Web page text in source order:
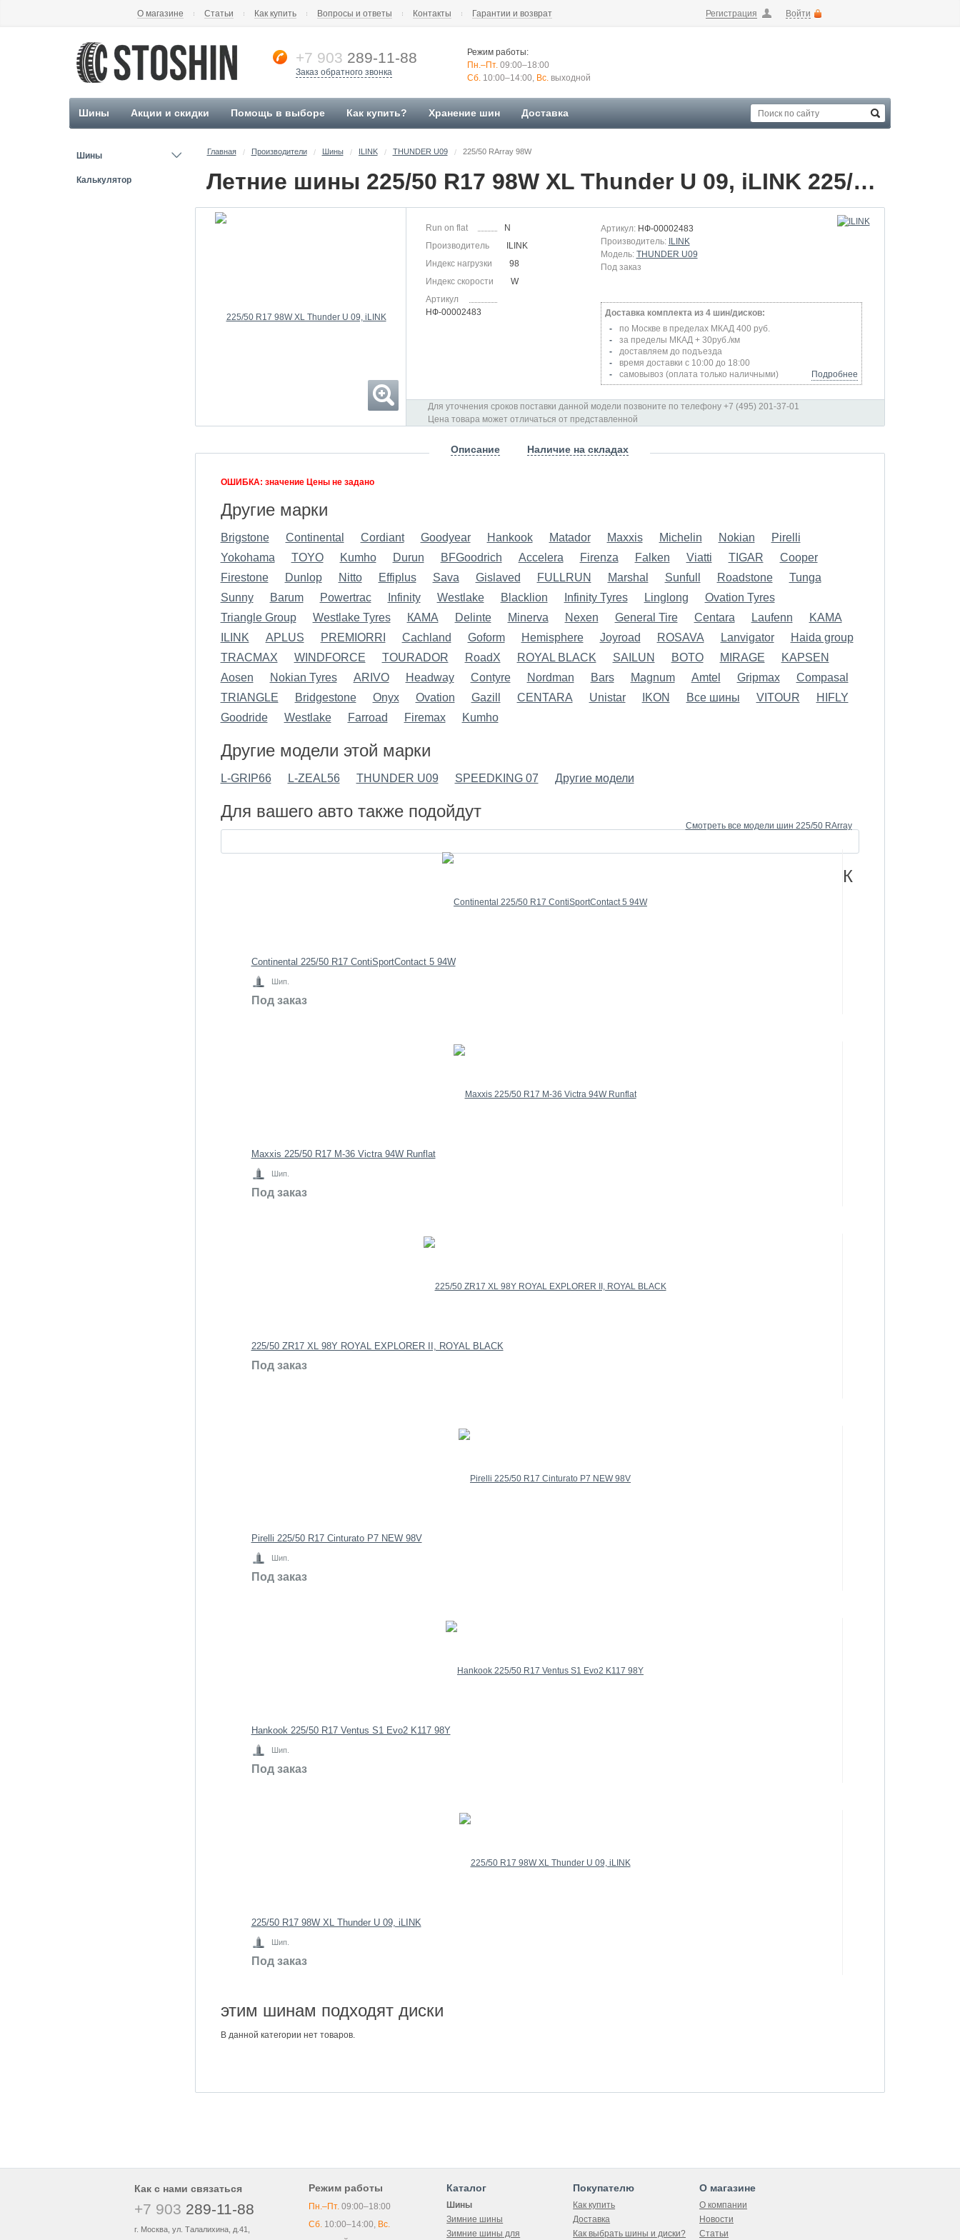
Менеджер
Регистрация Войти
О магазине Статьи Как купить Вопросы и ответы Контакты Гарантии и возврат
+7 903 289-11-88
Заказ обратного звонка
Режим работы:
Пн.–Пт. 09:00–18:00
Сб. 10:00–14:00, Вс. выходной
Шины Акции и скидки Помощь в выборе Как купить? Хранение шин Доставка
Шины
Калькулятор
Главная / Производители / Шины / ILINK / THUNDER U09 / 225/50 RArray 98W
Летние шины 225/50 R17 98W XL Thunder U 09, iLINK 225/50 RArray
Run on flat
N
Производитель
ILINK
Индекс нагрузки
98
Индекс скорости
W
Артикул
НФ-00002483
Артикул: НФ-00002483
Производитель:
ILINK
Модель: THUNDER U09
Под заказ
Доставка комплекта из 4 шин/дисков:
по Москве в пределах МКАД 400 руб.
за пределы МКАД + 30руб./км
доставляем до подъезда
время доставки с 10:00 до 18:00
самовывоз (оплата только наличными)
Подробнее
Для уточнения сроков поставки данной модели позвоните по телефону +7 (495) 201-37-01
Цена товара может отличаться от представленной
Описание Наличие на складах
ОШИБКА: значение Цены не задано
Другие марки
Brigstone Continental Cordiant Goodyear Hankook Matador Maxxis Michelin Nokian
Pirelli
Yokohama
TOYO Kumho Durun BFGoodrich Accelera Firenza Falken Viatti TIGAR
Cooper
Firestone
Dunlop Nitto Effiplus Sava Gislaved FULLRUN Marshal Sunfull Roadstone
Tunga
Sunny
Barum Powertrac Infinity Westlake Blacklion Infinity Tyres Linglong
Ovation Tyres
Triangle Group
Westlake Tyres КАМА Delinte Minerva Nexen General Tire Centara Laufenn
KAMA
ILINK
APLUS PREMIORRI Cachland Goform Hemisphere Joyroad ROSAVA Lanvigator
Haida group
TRACMAX
WINDFORCE TOURADOR RoadX ROYAL BLACK SAILUN BOTO MIRAGE
KAPSEN
Aosen
Nokian Tyres ARIVO Headway Contyre Nordman Bars Magnum Amtel Gripmax
Compasal
TRIANGLE
Bridgestone Onyx Ovation Gazill CENTARA Unistar IKON Все шины VITOUR
HIFLY
Goodride
Westlake Farroad Firemax Kumho
Другие модели этой марки
L-GRIP66 L-ZEAL56 THUNDER U09 SPEEDKING 07 Другие модели
Для вашего авто также подойдут
Continental 225/50 R17 ContiSportContact 5 94W
Шип.
Под заказ
Maxxis 225/50 R17 M-36 Victra 94W Runflat
Шип.
Под заказ
225/50 ZR17 XL 98Y ROYAL EXPLORER II, ROYAL BLACK
Под заказ
Pirelli 225/50 R17 Cinturato P7 NEW 98V
Шип.
Под заказ
Hankook 225/50 R17 Ventus S1 Evo2 K117 98Y
Шип.
Под заказ
225/50 R17 98W XL Thunder U 09, iLINK
Шип.
Под заказ
Смотреть все модели шин 225/50 RArray
К
этим шинам подходят диски
В данной категории нет товаров.
Как с нами связаться
+7 903 289-11-88
г. Москва, ул. Талалихина, д.41,
Режим работы
Пн.–Пт.09:00–18:00
Сб.10:00–14:00, Вс.
Каталог
Шины
Зимние шины
Зимние шины для
Покупателю
Как купить
Доставка
Как выбрать шины и диски?
О магазине
О компании
Новости
Статьи